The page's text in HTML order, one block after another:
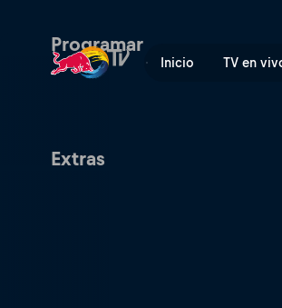
Inicio TV en
Red Bull
Programar
Extras